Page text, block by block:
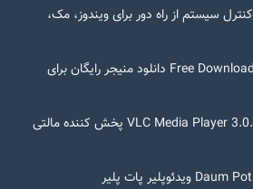
دانلود AnyDesk 9.6.1 کنترل سیستم از راه دور برای ویندوز، مک،
دانلود Free Download Manager 6.30 دانلود منیجر رایگان برای
دانلود VLC Media Player 3.0.21 Win/macOS پخش کننده مالتی